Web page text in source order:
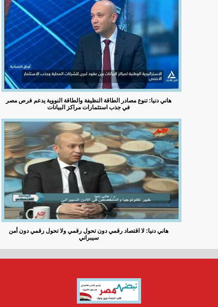
هاني دنيا: تنوع مصادر الطاقة النظيفة والطاقة النووية يدعم فرص مصر
في جذب استثمارات مراكز البيانات
هاني دنيا: لا اقتصاد رقمي دون تحول رقمي ولا تحول رقمي دون أمن
سيبراني